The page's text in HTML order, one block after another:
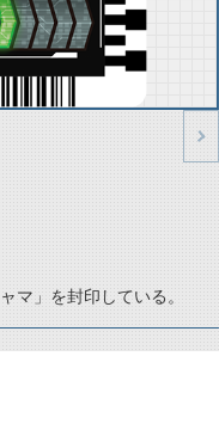
マ」を封印している。